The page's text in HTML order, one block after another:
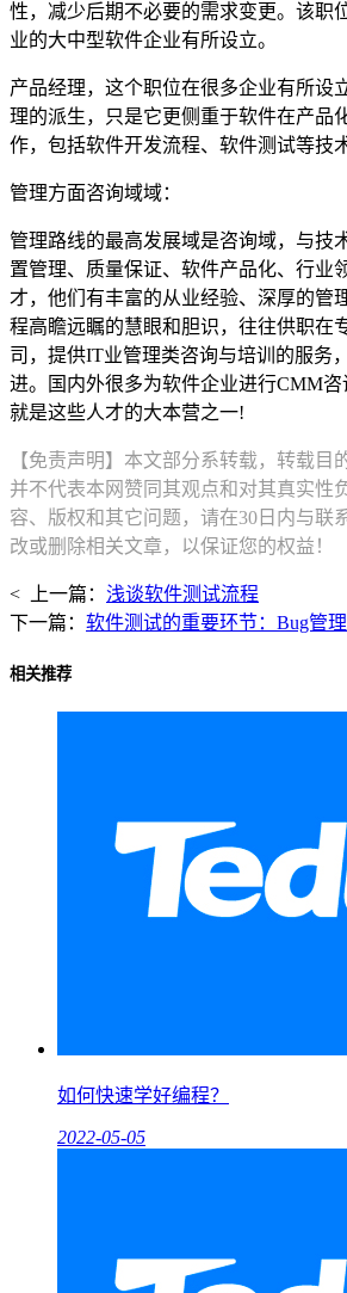
性，减少后期不必要的需求变更。该职
业的大中型软件企业有所设立。
产品经理，这个职位在很多企业有所设
理的派生，只是它更侧重于软件在产品
作，包括软件开发流程、软件测试等技
管理方面咨询域域：
管理路线的最高发展域是咨询域，与技
置管理、质量保证、软件产品化、行业
才，他们有丰富的从业经验、深厚的管
程高瞻远瞩的慧眼和胆识，往往供职在
司，提供IT业管理类咨询与培训的服务
进。国内外很多为软件企业进行CMM咨
就是这些人才的大本营之一!
【免责声明】本文部分系转载，转载目
并不代表本网赞同其观点和对其真实性
容、版权和其它问题，请在30日内与联
改或删除相关文章，以保证您的权益！
< 上一篇： 浅谈软件测试流程
下一篇： 软件测试的重要环节：Bug管
相关推荐
如何快速学好编程？
2022-05-05